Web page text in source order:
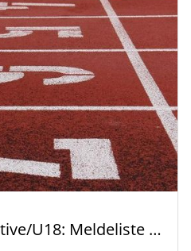
BW Mehrkampf Aktive/U18: Meldeliste mit Riegeneinteilung und Rahmenzeitplan veröffentlicht